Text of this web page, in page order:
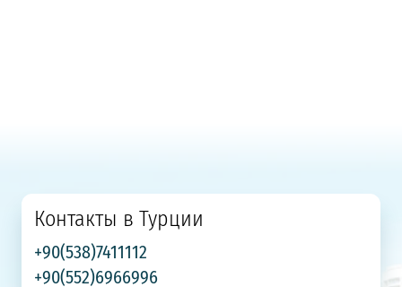
Контакты в Турции
+90(538)7411112
+90(552)6966996